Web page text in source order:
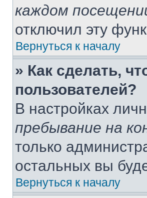
каждом
отключил эту
Вернуться к началу
» Как сделать,
пользователей?
В настройках
пребывание на
только
остальных вы
Вернуться к началу